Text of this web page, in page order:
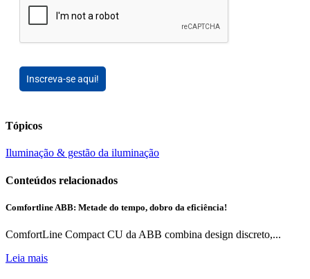
Inscreva-se aqui!
Tópicos
Iluminação & gestão da iluminação
Conteúdos relacionados
Comfortline ABB: Metade do tempo, dobro da eficiência!
ComfortLine Compact CU da ABB combina design discreto,...
Leia mais